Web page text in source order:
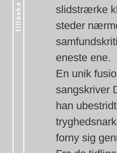
slidstrærke
steder
eneste ene.
En unik
sangskriver
han
forny sig